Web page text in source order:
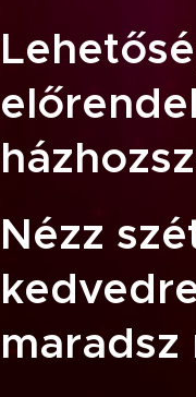
Nézz
maradsz